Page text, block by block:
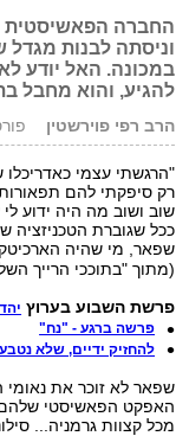
החברה הפאשיסטית
וניסתה לבנות מגדל
במכונה. האל יודע
להגיע, והוא מחבל
הרב רפי פוירשטין פורסם:
"הרגשתי עצמי כאדריכלו
רק סיפקתי להם
שוב ושוב מה היה ידוע
ככל שגוברת
שפאר, מי שהיה
(מתוך "בתוככי הרייך השלישי, זיכרונות",
פרשת השבוע בערוץ
פרשה ברגע - "נח"
להחזיק ידיים, שלא
האפקט הפאשיסטי שלהם
מכל קצוות גרמניה...